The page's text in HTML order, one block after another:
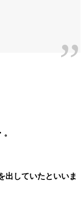
出していたといいま